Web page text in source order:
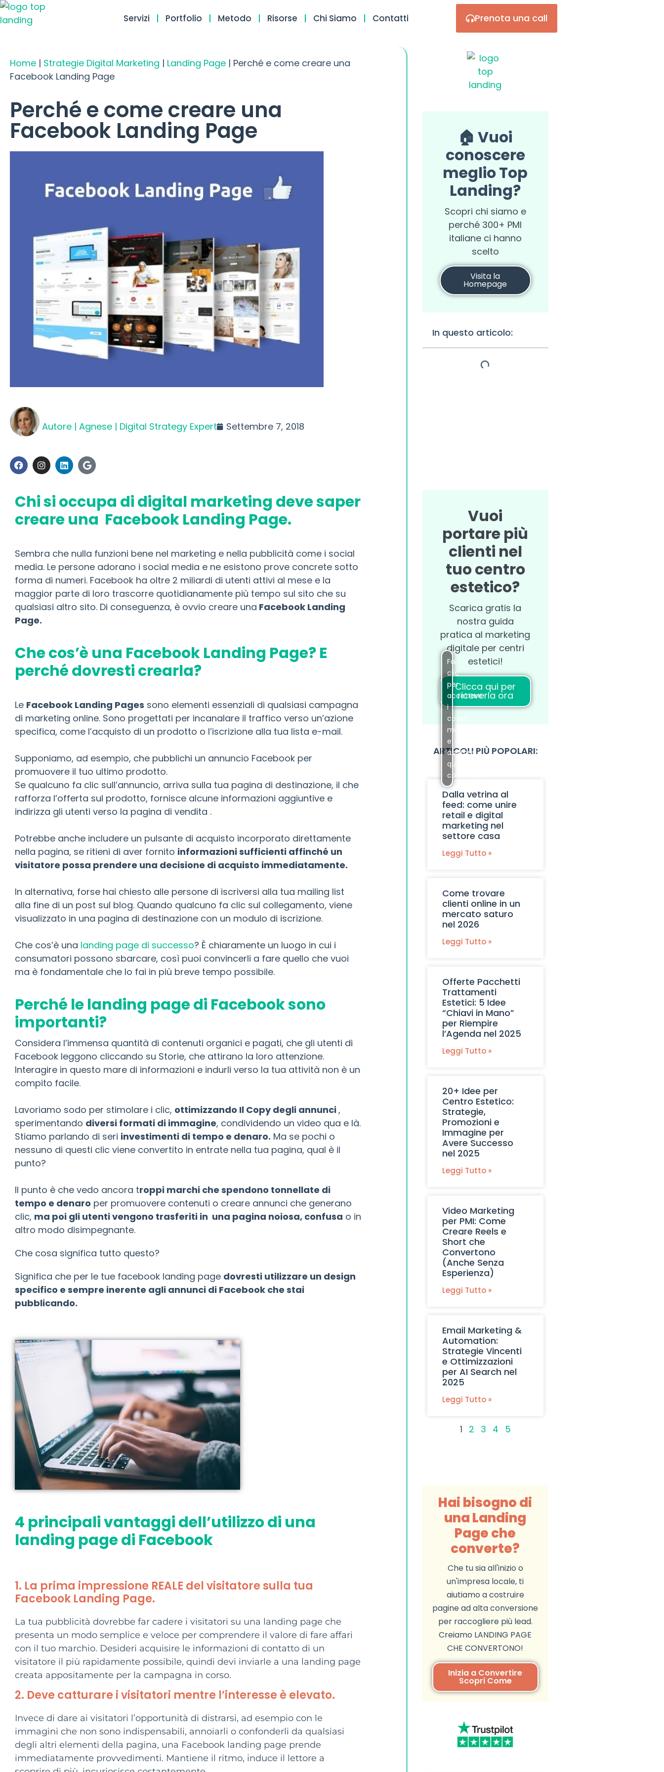
Servizi Portfolio Metodo Risorse Chi Siamo Contatti Prenota una call
Home | Strategie Digital Marketing | Landing Page | Perché e come creare una
Facebook Landing Page
Perché e come creare una
Facebook Landing Page
Autore | Agnese | Digital Strategy Expert Settembre 7, 2018
Chi si occupa di digital marketing deve saper
creare una Facebook Landing Page.
Sembra che nulla funzioni bene nel marketing e nella pubblicità come i social
media. Le persone adorano i social media e ne esistono prove concrete sotto
forma di numeri. Facebook ha oltre 2 miliardi di utenti attivi al mese e la
maggior parte di loro trascorre quotidianamente più tempo sul sito che su
qualsiasi altro sito. Di conseguenza, è ovvio creare una Facebook Landing
Page.
Che cos’è una Facebook Landing Page? E
perché dovresti crearla?
Le Facebook Landing Pages sono elementi essenziali di qualsiasi campagna
di marketing online. Sono progettati per incanalare il traffico verso un’azione
specifica, come l’acquisto di un prodotto o l’iscrizione alla tua lista e-mail.
Supponiamo, ad esempio, che pubblichi un annuncio Facebook per
promuovere il tuo ultimo prodotto.
Se qualcuno fa clic sull’annuncio, arriva sulla tua pagina di destinazione, il che
rafforza l’offerta sul prodotto, fornisce alcune informazioni aggiuntive e
indirizza gli utenti verso la pagina di vendita .
Potrebbe anche includere un pulsante di acquisto incorporato direttamente
nella pagina, se ritieni di aver fornito informazioni sufficienti affinché un
visitatore possa prendere una decisione di acquisto immediatamente.
In alternativa, forse hai chiesto alle persone di iscriversi alla tua mailing list
alla fine di un post sul blog. Quando qualcuno fa clic sul collegamento, viene
visualizzato in una pagina di destinazione con un modulo di iscrizione.
Che cos’è una landing page di successo? È chiaramente un luogo in cui i
consumatori possono sbarcare, così puoi convincerli a fare quello che vuoi
ma è fondamentale che lo fai in più breve tempo possibile.
Perché le landing page di Facebook sono
importanti?
Considera l’immensa quantità di contenuti organici e pagati, che gli utenti di
Facebook leggono cliccando su Storie, che attirano la loro attenzione.
Interagire in questo mare di informazioni e indurli verso la tua attività non è un
compito facile.
Lavoriamo sodo per stimolare i clic, ottimizzando Il Copy degli annunci ,
sperimentando diversi formati di immagine, condividendo un video qua e là.
Stiamo parlando di seri investimenti di tempo e denaro. Ma se pochi o
nessuno di questi clic viene convertito in entrate nella tua pagina, qual è il
punto?
Il punto è che vedo ancora troppi marchi che spendono tonnellate di
tempo e denaro per promuovere contenuti o creare annunci che generano
clic, ma poi gli utenti vengono trasferiti in una pagina noiosa, confusa o in
altro modo disimpegnante.
Che cosa significa tutto questo?
Significa che per le tue facebook landing page dovresti utilizzare un design
specifico e sempre inerente agli annunci di Facebook che stai
pubblicando.
4 principali vantaggi dell’utilizzo di una
landing page di Facebook
1. La prima impressione REALE del visitatore sulla tua
Facebook Landing Page.
La tua pubblicità dovrebbe far cadere i visitatori su una landing page che
presenta un modo semplice e veloce per comprendere il valore di fare affari
con il tuo marchio. Desideri acquisire le informazioni di contatto di un
visitatore il più rapidamente possibile, quindi devi inviarle a una landing page
creata appositamente per la campagna in corso.
2. Deve catturare i visitatori mentre l’interesse è elevato.
Invece di dare ai visitatori l’opportunità di distrarsi, ad esempio con le
immagini che non sono indispensabili, annoiarli o confonderli da qualsiasi
degli altri elementi della pagina, una Facebook landing page prende
immediatamente provvedimenti. Mantiene il ritmo, induce il lettore a
🏠 Vuoi
conoscere
meglio Top
Landing?
Scopri chi siamo e
perché 300+ PMI
italiane ci hanno
scelto
Visita la
Homepage
In questo articolo:
Vuoi
portare più
clienti nel
tuo centro
estetico?
Scarica gratis la
nostra guida
pratica al marketing
digitale per centri
estetici!
Clicca qui per
riceverla ora
Fai
clic
per
accettare
i
cookie
marketing
e
abilitare
questo
contenuto
ARTICOLI PIÙ POPOLARI:
Dalla vetrina al
feed: come unire
retail e digital
marketing nel
settore casa
Leggi Tutto »
Come trovare
clienti online in un
mercato saturo
nel 2026
Leggi Tutto »
Offerte Pacchetti
Trattamenti
Estetici: 5 Idee
“Chiavi in Mano”
per Riempire
l’Agenda nel 2025
Leggi Tutto »
20+ Idee per
Centro Estetico:
Strategie,
Promozioni e
Immagine per
Avere Successo
nel 2025
Leggi Tutto »
Video Marketing
per PMI: Come
Creare Reels e
Short che
Convertono
(Anche Senza
Esperienza)
Leggi Tutto »
Email Marketing &
Automation:
Strategie Vincenti
e Ottimizzazioni
per AI Search nel
2025
Leggi Tutto »
1 2 3 4 5
Hai bisogno di
una Landing
Page che
converte?
Che tu sia all'inizio o
un'impresa locale, ti
aiutiamo a costruire
pagine ad alta conversione
per raccogliere più lead.
Creiamo LANDING PAGE
CHE CONVERTONO!
Inizia a Convertire
Scopri Come